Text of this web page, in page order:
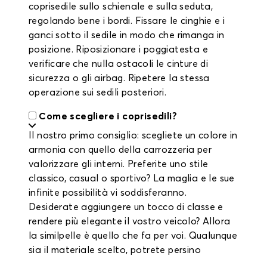
coprisedile sullo schienale e sulla seduta,
regolando bene i bordi. Fissare le cinghie e i
ganci sotto il sedile in modo che rimanga in
posizione. Riposizionare i poggiatesta e
verificare che nulla ostacoli le cinture di
sicurezza o gli airbag. Ripetere la stessa
operazione sui sedili posteriori.
Come scegliere i coprisedili?
Il nostro primo consiglio: scegliete un colore in
armonia con quello della carrozzeria per
valorizzare gli interni. Preferite uno stile
classico, casual o sportivo? La maglia e le sue
infinite possibilità vi soddisferanno.
Desiderate aggiungere un tocco di classe e
rendere più elegante il vostro veicolo? Allora
la similpelle è quello che fa per voi. Qualunque
sia il materiale scelto, potrete persino